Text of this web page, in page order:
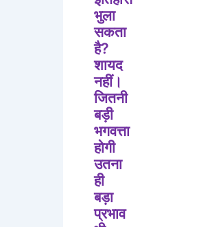
भुला
सकता
है?
शायद
नहीं।
जितनी
बड़ी
भगवत्ता
होगी
उतना
ही
बड़ा
प्रभाव